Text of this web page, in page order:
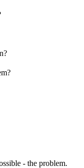
- the problem.